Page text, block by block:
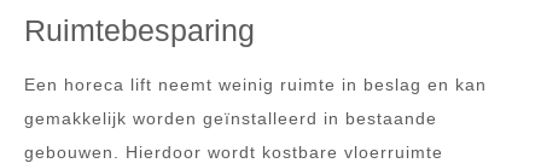
Ruimtebesparing
Een horeca lift neemt weinig ruimte in beslag en kan
gemakkelijk worden geïnstalleerd in bestaande
gebouwen. Hierdoor wordt kostbare vloerruimte